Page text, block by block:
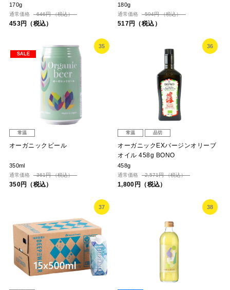
170g
通常価格 646円 （税込）
453円（税込）
180g
通常価格 594円 （税込）
517円（税込）
35
SALE
常温
オーガニックビール
350ml
通常価格 361円 （税込）
350円（税込）
36
常温 品切
オーガニックEXバージンオリーブ
オイル 458g BONO
458g
通常価格 2,571円 （税込）
1,800円（税込）
37 38